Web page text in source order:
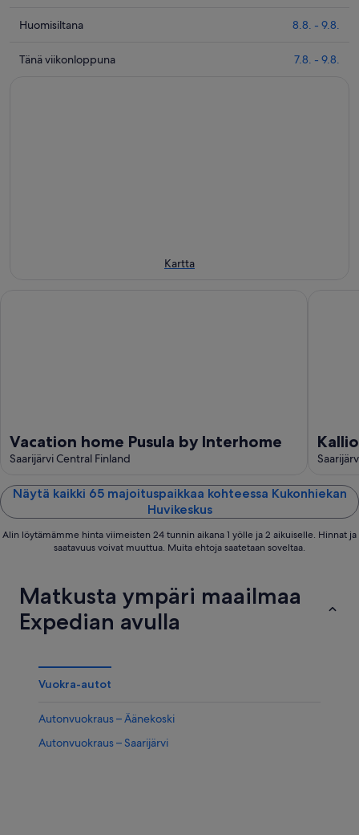
lähellä
Kukonhiekan
Tarkista
lähellä
Huomisiltana 8.8. - 9.8.
Tarkista
Tänä viikonloppuna 7.8. - 9.8.
Kartta
Vacation home Pusula by Interhome
Saarijärvi Central Finland
Näytä kaikki 65 majoituspaikkaa kohteessa Kukonhiekan
Huvikeskus
Alin löytämämme hinta viimeisten 24 tunnin aikana 1 yölle ja 2 aikuiselle. Hinnat ja
saatavuus voivat muuttua. Muita ehtoja saatetaan soveltaa.
Matkusta ympäri maailmaa
Expedian avulla
Vuokra-autot
Autonvuokraus – Äänekoski
Autonvuokraus – Saarijärvi